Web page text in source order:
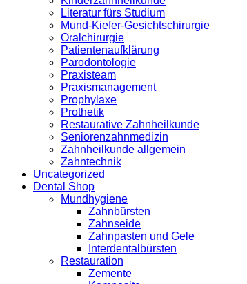
Literatur fürs Studium
Mund-Kiefer-Gesichtschirurgie
Oralchirurgie
Patientenaufklärung
Parodontologie
Praxisteam
Praxismanagement
Prophylaxe
Prothetik
Restaurative Zahnheilkunde
Seniorenzahnmedizin
Zahnheilkunde allgemein
Zahntechnik
Uncategorized
Dental Shop
Mundhygiene
Zahnbürsten
Zahnseide
Zahnpasten und Gele
Interdentalbürsten
Restauration
Zemente